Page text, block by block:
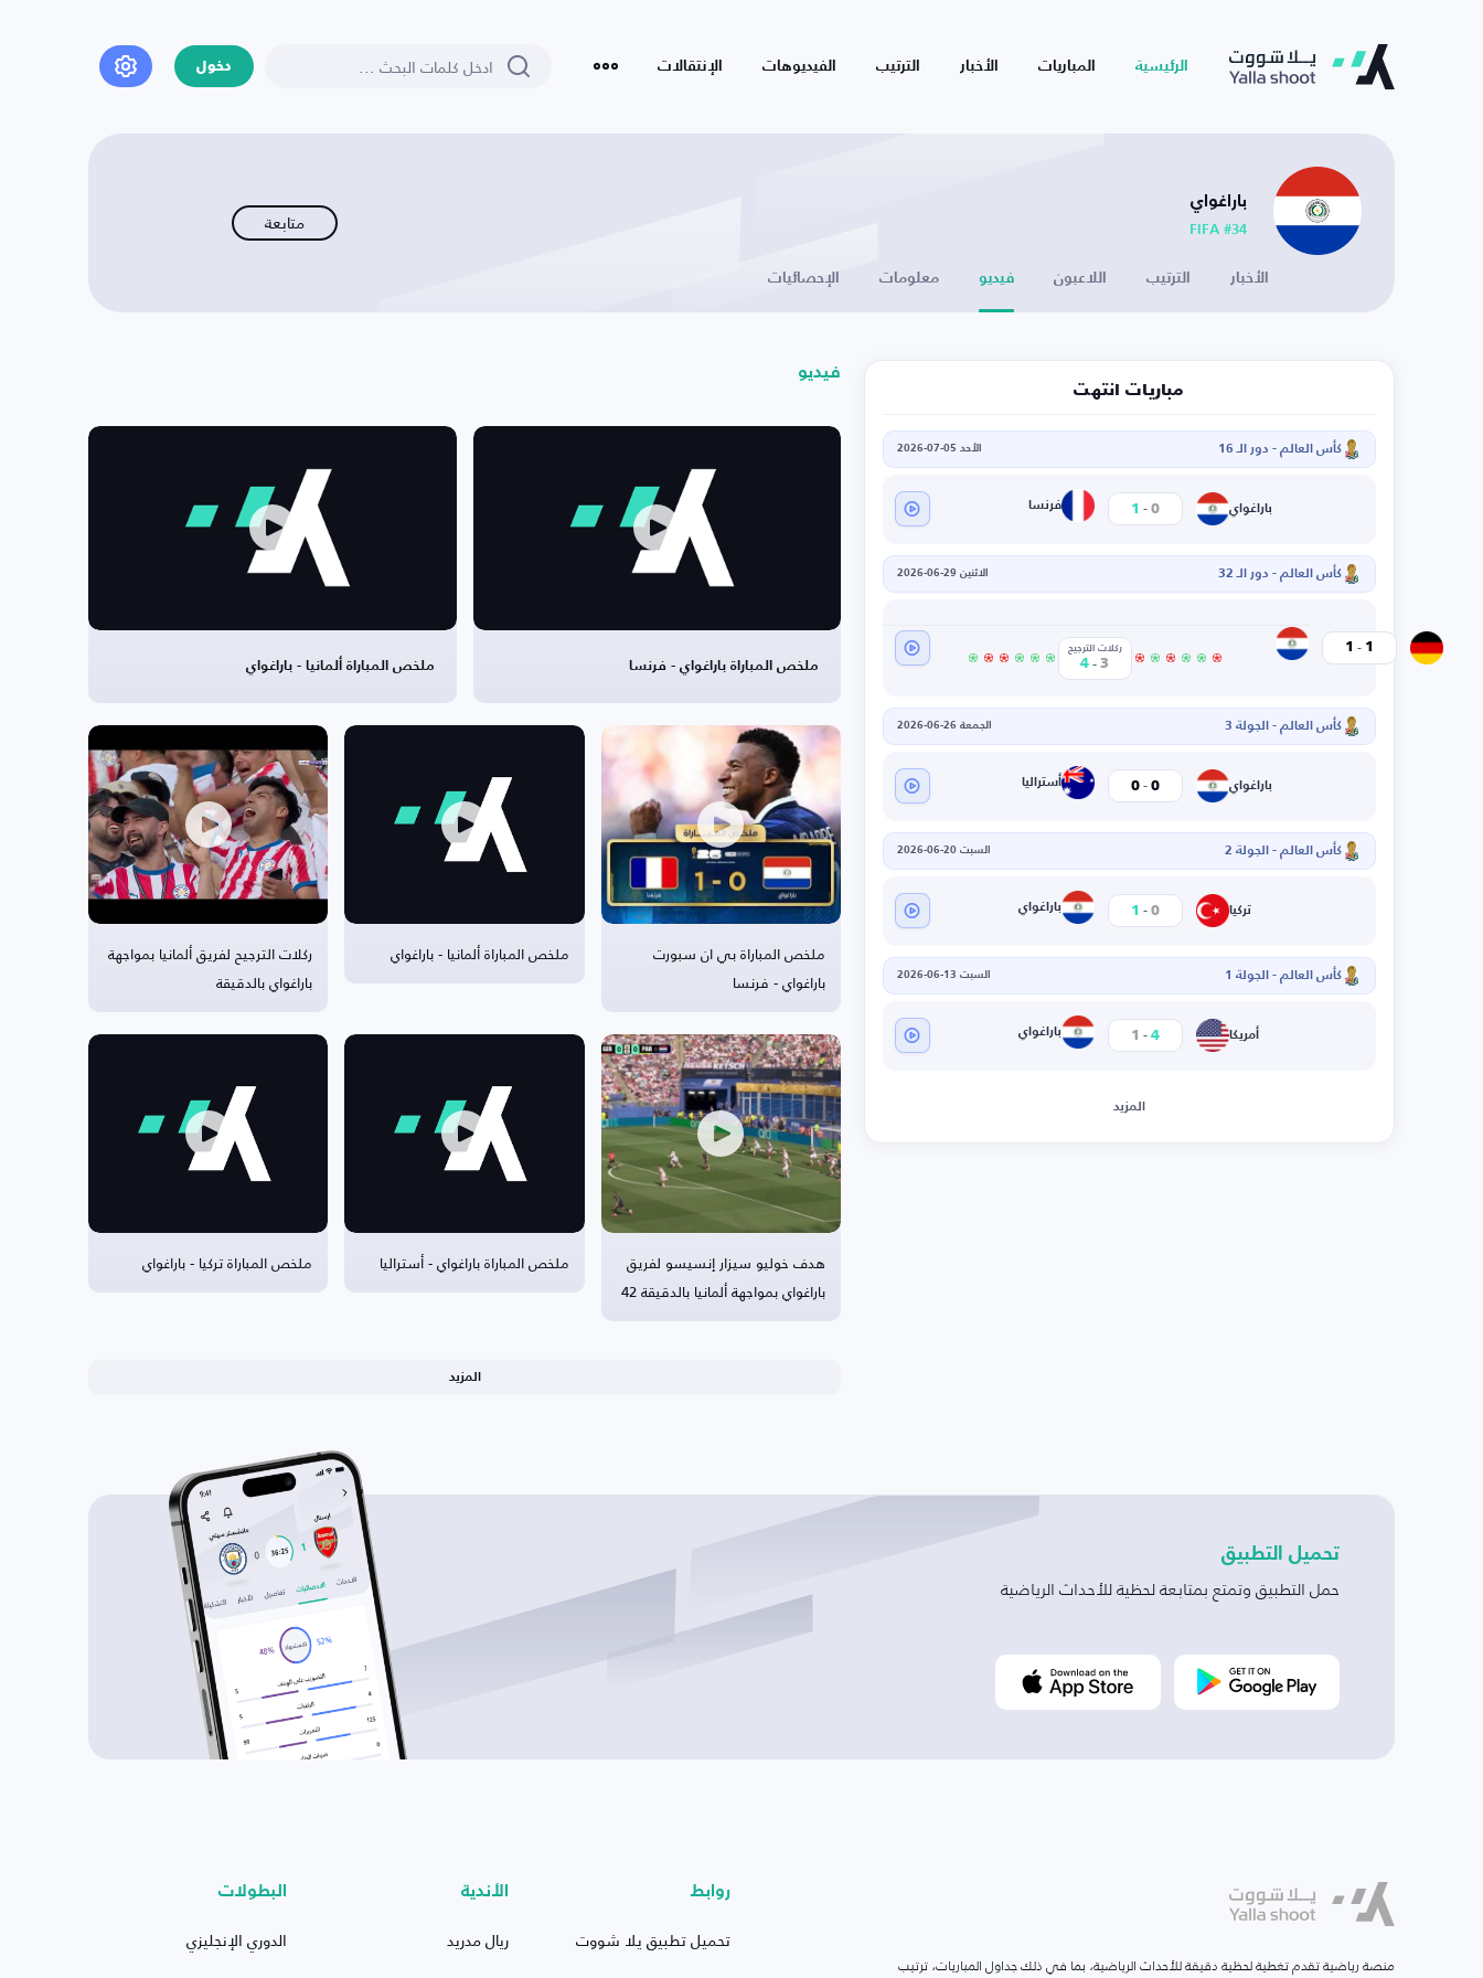
الرئيسية المباريات الأخبار الترتيب الفيديوهات الإنتقالات دخول
باراغواي
FIFA #34 متابعة
الأخبار الترتيب اللاعبون فيديو معلومات الإحصائيات
مباريات انتهت
كأس العالم - دور الـ 16 الأحد 05-07-2026
باراغواي 0
-
1 فرنسا
كأس العالم - دور الـ 32 الاثنين 29-06-2026
ألمانيا 1
-
1 ركلات الترجيح
3
-
4
كأس العالم - الجولة 3 الجمعة 26-06-2026
باراغواي 0
-
0 أستراليا
كأس العالم - الجولة 2 السبت 20-06-2026
تركيا 0
-
1 باراغواي
كأس العالم - الجولة 1 السبت 13-06-2026
أمريكا 4
-
1 باراغواي
المزيد
فيديو
ملخص المباراة باراغواي - فرنسا ملخص المباراة ألمانيا - باراغواي
ملخص المباراة بي ان سبورت
باراغواي - فرنسا
ملخص المباراة ألمانيا - باراغواي
ركلات الترجيح لفريق ألمانيا بمواجهة
باراغواي بالدقيقة
هدف خوليو سيزار إنسيسو لفريق
باراغواي بمواجهة ألمانيا بالدقيقة 42
ملخص المباراة باراغواي - أستراليا ملخص المباراة تركيا - باراغواي
المزيد
تحميل التطبيق
حمل التطبيق وتمتع بمتابعة لحظية للأحداث الرياضية
منصة رياضية تقدم تغطية لحظية دقيقة للأحداث الرياضية، بما في ذلك جداول المباريات، ترتيب
روابط
تحميل تطبيق يلا شووت
الأندية
ريال مدريد
البطولات
الدوري الإنجليزي